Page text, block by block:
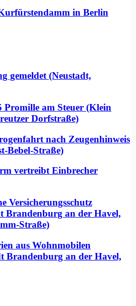
in Berlin
gemeldet (Neustadt,
Promille am Steuer (Klein
Dorfstraße)
nach Zeugenhinweis
Bebel-Straße)
vertreibt Einbrecher
Versicherungsschutz
Brandenburg an der Havel,
Straße)
aus Wohnmobilen
Brandenburg an der Havel,